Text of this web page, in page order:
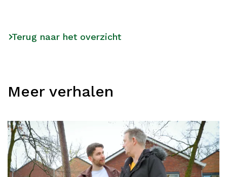
Terug naar het overzicht
Meer verhalen